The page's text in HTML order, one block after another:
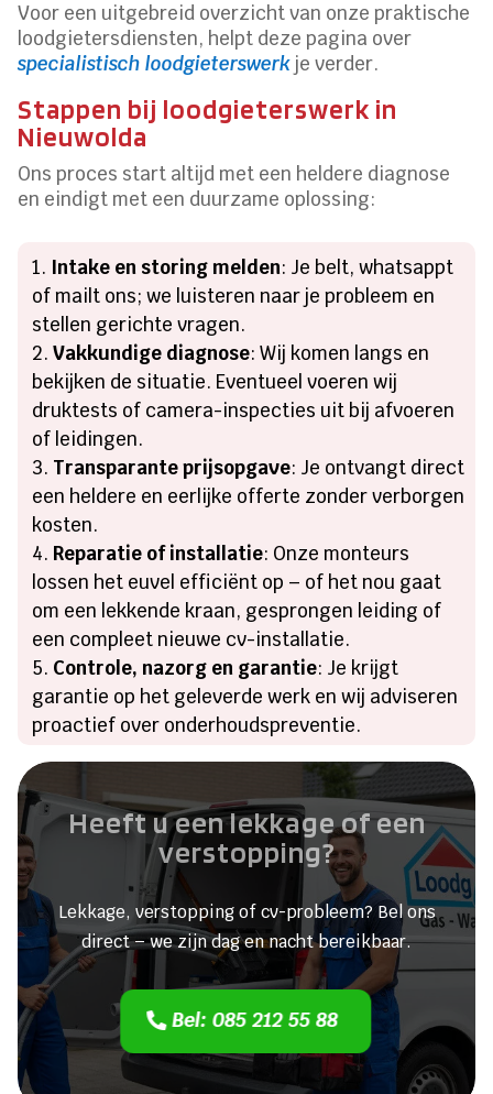
Voor een uitgebreid overzicht van onze praktische
loodgietersdiensten, helpt deze pagina over
specialistisch loodgieterswerk je verder.
Stappen bij loodgieterswerk in
Nieuwolda
Ons proces start altijd met een heldere diagnose
en eindigt met een duurzame oplossing:
Intake en storing melden: Je belt, whatsappt
of mailt ons; we luisteren naar je probleem en
stellen gerichte vragen.
Vakkundige diagnose: Wij komen langs en
bekijken de situatie. Eventueel voeren wij
druktests of camera-inspecties uit bij afvoeren
of leidingen.
Transparante prijsopgave: Je ontvangt direct
een heldere en eerlijke offerte zonder verborgen
kosten.
Reparatie of installatie: Onze monteurs
lossen het euvel efficiënt op – of het nou gaat
om een lekkende kraan, gesprongen leiding of
een compleet nieuwe cv-installatie.
Controle, nazorg en garantie: Je krijgt
garantie op het geleverde werk en wij adviseren
proactief over onderhoudspreventie.
Heeft u een lekkage of een
verstopping?
Lekkage, verstopping of cv-probleem? Bel ons
direct – we zijn dag en nacht bereikbaar.
Bel: 085 212 55 88